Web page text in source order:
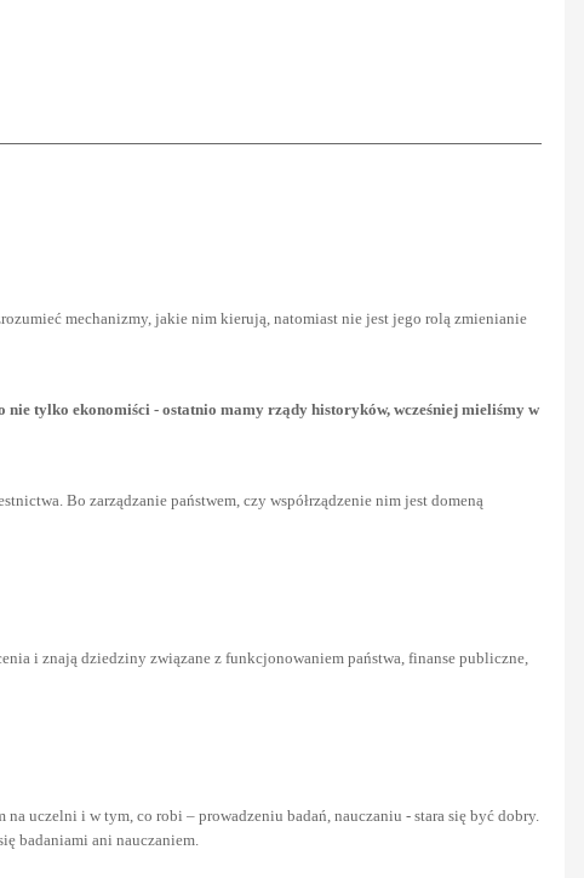
mechanizmy, jakie nim kierują, natomiast nie jest jego rolą zmienianie
tylko ekonomiści - ostatnio mamy rządy historyków, wcześniej mieliśmy w
Bo zarządzanie państwem, czy współrządzenie nim jest domeną
i znają dziedziny związane z funkcjonowaniem państwa, finanse publiczne,
uczelni i w tym, co robi – prowadzeniu badań, nauczaniu - stara się być dobry.
badaniami ani nauczaniem.